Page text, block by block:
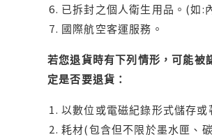
已拆封之個人衛生用品。(如:
國際航空客運服務。
若您退貨時有下列情形，可能
定是否要退貨：
以數位或電磁紀錄形式儲存
耗材(包含但不限於墨水匣、